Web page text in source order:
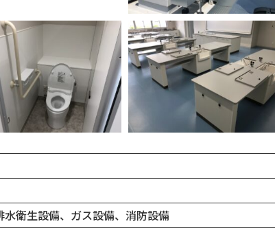
水衛生設備、ガス設備、消防設備